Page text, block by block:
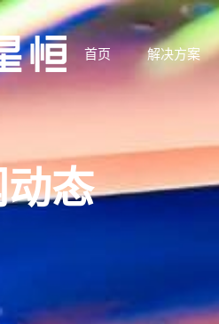
首页 解决方案
态